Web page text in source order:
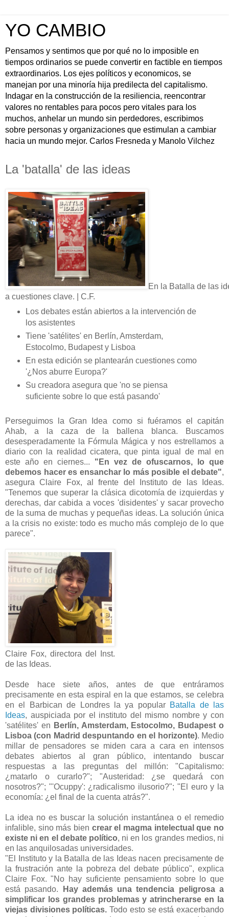
YO CAMBIO
Pensamos y sentimos que por qué no lo imposible en
tiempos ordinarios se puede convertir en factible en tiempos
extraordinarios. Los ejes políticos y economicos, se
manejan por una minoría hija predilecta del capitalismo.
Indagar en la construcción de la resiliencia, reencontrar
valores no rentables para pocos pero vitales para los
muchos, anhelar un mundo sin perdedores, escribimos
sobre personas y organizaciones que estimulan a cambiar
hacia un mundo mejor. Carlos Fresneda y Manolo Vilchez
La 'batalla' de las ideas
En la Batalla de las
a cuestiones clave. | C.F.
Los debates están abiertos a la intervención de
los asistentes
Tiene 'satélites' en Berlín, Amsterdam,
Estocolmo, Budapest y Lisboa
En esta edición se plantearán cuestiones como
'¿Nos aburre Europa?'
Su creadora asegura que 'no se piensa
suficiente sobre lo que está pasando'
Perseguimos la Gran Idea como si fuéramos el capitán
Ahab, a la caza de la ballena blanca. Buscamos
desesperadamente la Fórmula Mágica y nos estrellamos a
diario con la realidad cicatera, que pinta igual de mal en
este año en ciernes... "En vez de ofuscarnos, lo que
debemos hacer es ensanchar lo más posible el debate",
asegura Claire Fox, al frente del Instituto de las Ideas.
"Tenemos que superar la clásica dicotomía de izquierdas y
derechas, dar cabida a voces 'disidentes' y sacar provecho
de la suma de muchas y pequeñas ideas. La solución única
a la crisis no existe: todo es mucho más complejo de lo que
parece".
Claire Fox, directora del Inst.
de las Ideas.
Desde hace siete años, antes de que entráramos
precisamente en esta espiral en la que estamos, se celebra
en el Barbican de Londres la ya popular Batalla de las
Ideas, auspiciada por el instituto del mismo nombre y con
'satélites' en Berlín, Amsterdam, Estocolmo, Budapest o
Lisboa (con Madrid despuntando en el horizonte). Medio
millar de pensadores se miden cara a cara en intensos
debates abiertos al gran público, intentando buscar
respuestas a las preguntas del millón: "Capitalismo:
¿matarlo o curarlo?"; "Austeridad: ¿se quedará con
nosotros?"; "'Ocuppy': ¿radicalismo ilusorio?"; "El euro y la
economía: ¿el final de la cuenta atrás?".
La idea no es buscar la solución instantánea o el remedio
infalible, sino más bien crear el magma intelectual que no
existe ni en el debate político, ni en los grandes medios, ni
en las anquilosadas universidades.
"El Instituto y la Batalla de las Ideas nacen precisamente de
la frustración ante la pobreza del debate público", explica
Claire Fox. "No hay suficiente pensamiento sobre lo que
está pasando.
Hay además una tendencia peligrosa a
simplificar los grandes problemas y atrincherarse en la
viejas divisiones políticas. Todo esto se está exacerbando